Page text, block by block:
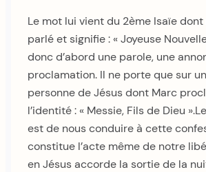
Le mot lui vient du 2ème Isaïe dont
parlé et signifie : « Joyeuse
donc d’abord une parole, une
proclamation. Il ne porte que sur
personne de Jésus dont Marc
l’identité : « Messie, Fils de Dieu
est de nous conduire à cette
constitue l’acte même de notre
en Jésus accorde la sortie de la